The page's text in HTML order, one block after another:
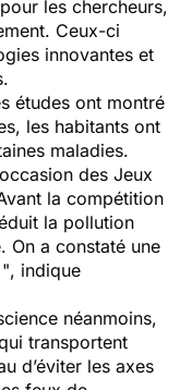
les chercheurs,
Ceux-ci
innovantes et
études ont montré
les habitants ont
maladies.
des Jeux
la compétition
la pollution
On a constaté une
, indique
néanmoins,
transportent
d’éviter les axes